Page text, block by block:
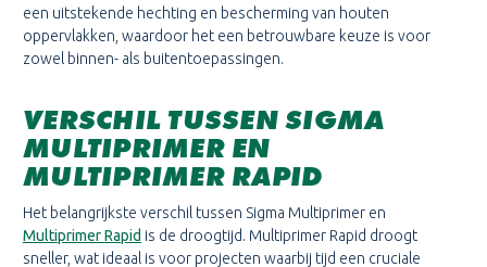
een uitstekende hechting en bescherming van houten
oppervlakken, waardoor het een betrouwbare keuze is voor
zowel binnen- als buitentoepassingen.
VERSCHIL TUSSEN SIGMA
MULTIPRIMER EN
MULTIPRIMER RAPID
Het belangrijkste verschil tussen Sigma Multiprimer en
Multiprimer Rapid is de droogtijd. Multiprimer Rapid droogt
sneller, wat ideaal is voor projecten waarbij tijd een cruciale